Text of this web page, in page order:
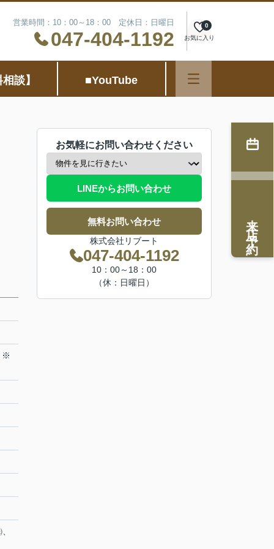
営業時間：10：00～18：00 定休日：日曜日
047-404-1192 お気に入り
0
談】 ■YouTube
※
お気軽にお問い合わせください
LINEからお問い合わせ
無料お問い合わせ
株式会社リブート
047-404-1192
10：00～18：00
（休：日曜日）
来店予約